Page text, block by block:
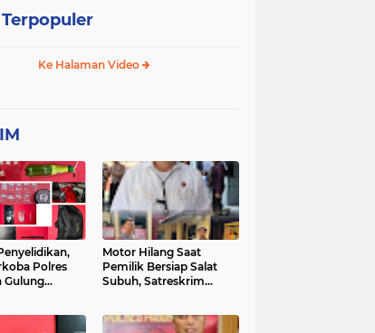
Ke Halaman Video
Polres
Gulung
Motor Hilang Saat
Pemilik Bersiap Salat
Subuh, Satreskrim